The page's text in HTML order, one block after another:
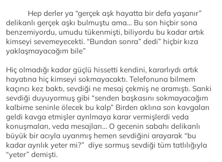
Hep derler ya “gerçek aşk hayatta bir defa yaşanır”
delikanlı gerçek aşkı bulmuştu ama… Bu son hiçbir sona
benzemiyordu, umudu tükenmişti, biliyordu bu kadar artık
kimseyi sevemeyecekti. “Bundan sonra” dedi” hiçbir kıza
yaklaşmayacağım bile”
Hiç olmadığı kadar güçlü hissetti kendini, kararlıydı artık
hayatına hiç kimseyi sokmayacaktı. Telefonuna bilmem
kaçıncı kez baktı, sevdiği ne mesaj çekmiş ne aramıştı. Sanki
sevdiği duyuyormuş gibi “senden başkasını sokmayacağım
kalbime seninle ölecek bu kalp” Birden aklına son kavgaları
geldi kavga etmişler ayrılmaya karar vermişlerdi veda
konuşmaları, veda mesajları… O gecenin sabahı delikanlı
büyük bir acıyla uyanmış hemen sevdiğini arayarak “bu
kadar ayrılık yeter mi?” diye sormuş sevdiği tüm tatlılığıyla
“yeter” demişti.